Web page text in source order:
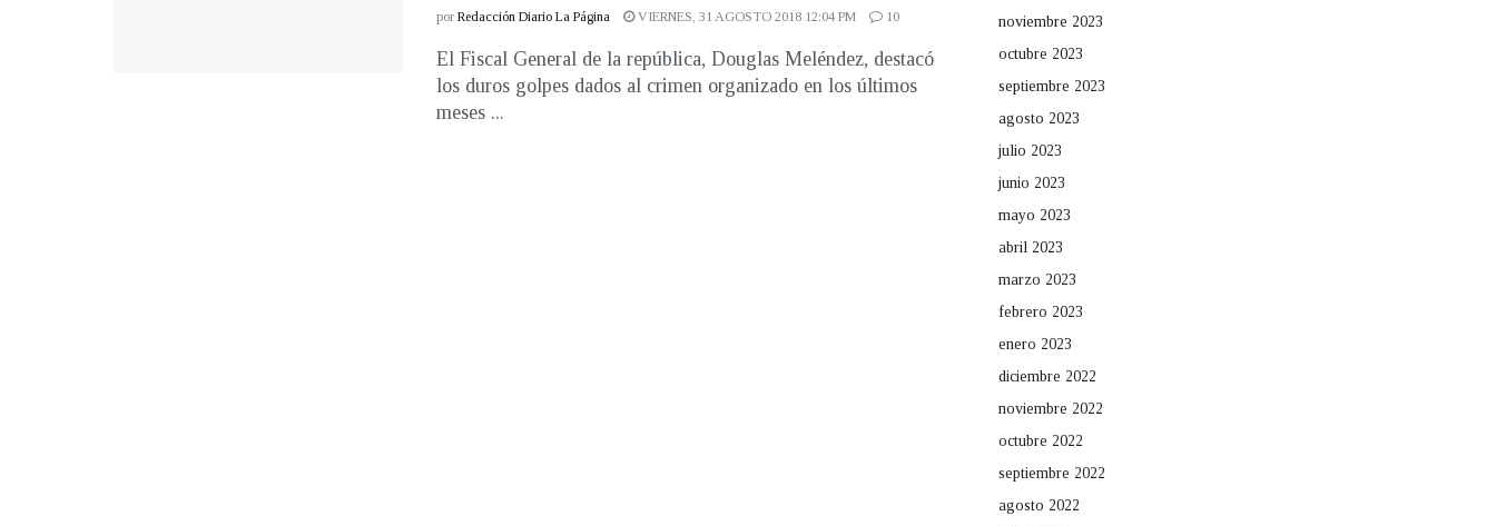
por Redacción Diario La Página VIERNES, 31 AGOSTO 2018 12:04 PM 10
El Fiscal General de la república, Douglas Meléndez, destacó
los duros golpes dados al crimen organizado en los últimos
meses ...
noviembre 2023
octubre 2023
septiembre 2023
agosto 2023
julio 2023
junio 2023
mayo 2023
abril 2023
marzo 2023
febrero 2023
enero 2023
diciembre 2022
noviembre 2022
octubre 2022
septiembre 2022
agosto 2022